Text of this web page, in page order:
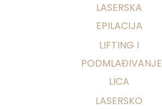
LASERSKA
EPILACIJA
LIFTING I
PODMLAĐIVANJE
LICA
LASERSKO